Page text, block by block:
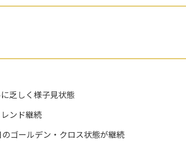
乏しく様子見状態
ンド継続
ゴールデン・クロス状態が継続